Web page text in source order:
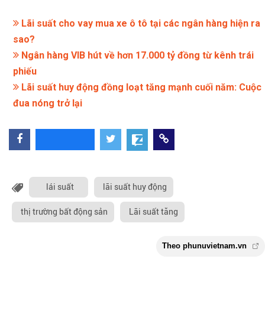
Lãi suất cho vay mua xe ô tô tại các ngân hàng hiện ra
sao?
Ngân hàng VIB hút về hơn 17.000 tỷ đồng từ kênh trái
phiếu
Lãi suất huy động đồng loạt tăng mạnh cuối năm: Cuộc
đua nóng trở lại
lái suất lãi suất huy động
thị trường bất động sản Lãi suất tăng